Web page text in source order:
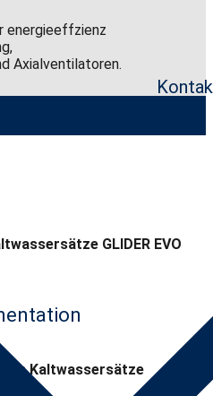
energieeffzienz
Axialventilatoren.
GLIDER EVO
Kaltwassersätze